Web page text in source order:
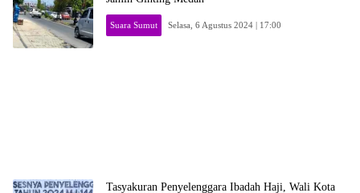
Suara Sumut Selasa, 6 Agustus 2024 | 17:00
Tasyakuran Penyelenggara Ibadah Haji, Wali Kota